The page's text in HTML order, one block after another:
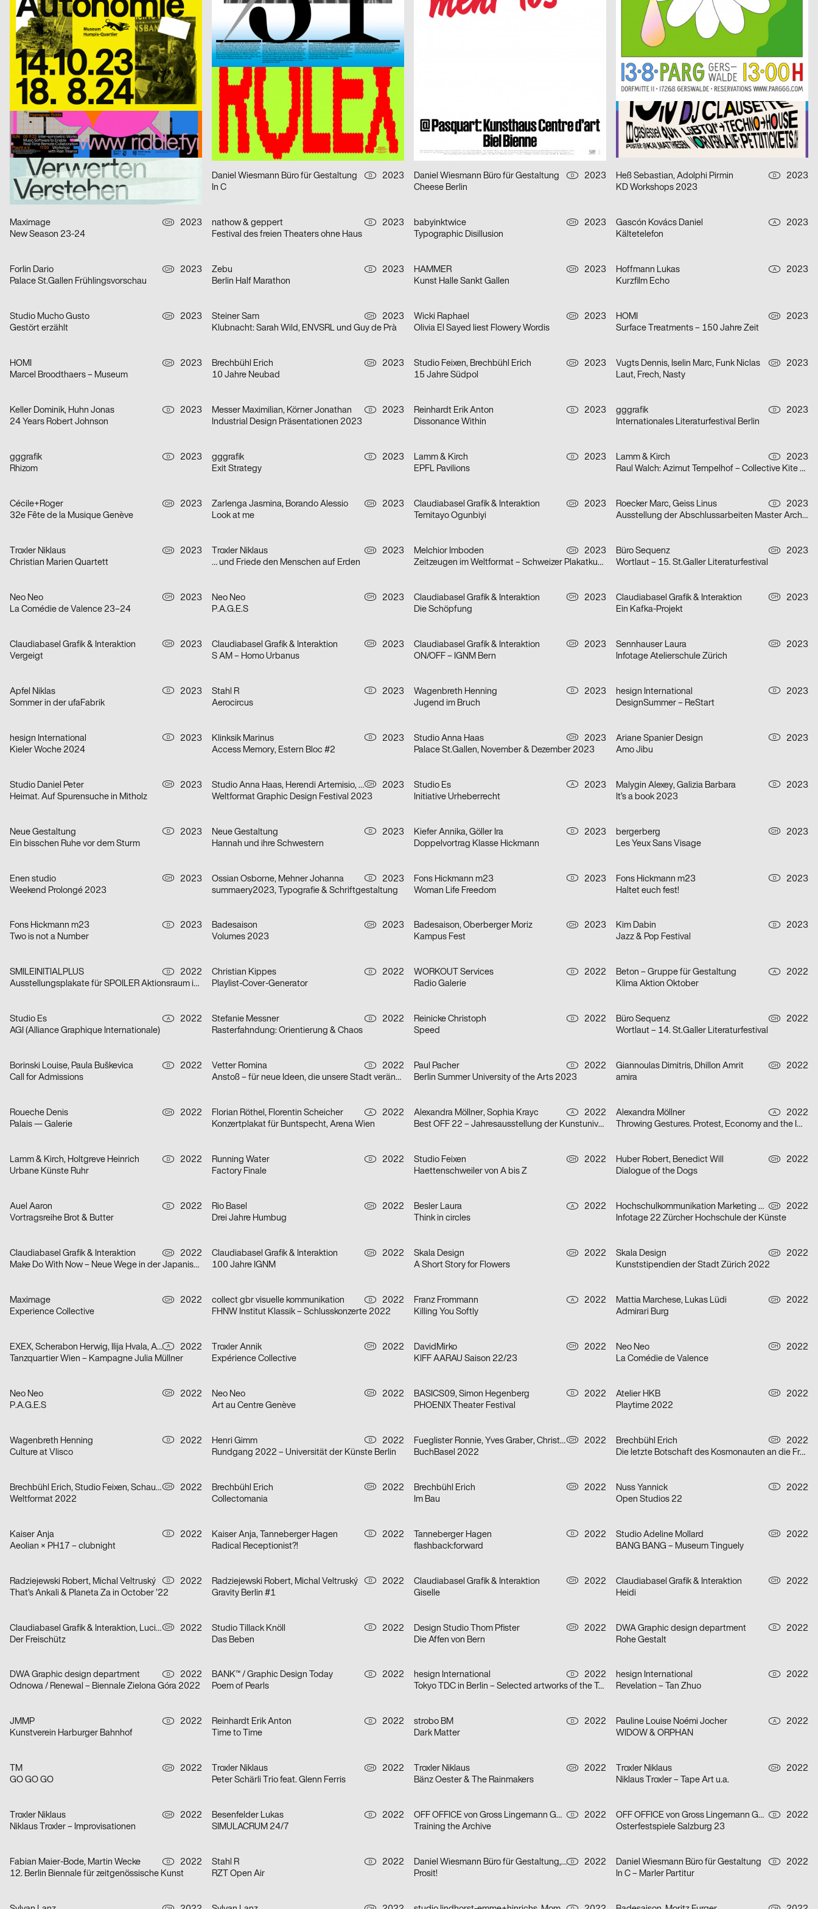
Beck Janice CH
2023
Am I?
Tristesse CH
2023
Kaserne Basel, Kampagne zum Saisonstart
PANK, Härtlein Martin »Fuzzy«
Jazz Festival Willisau 2023
Reichert Max D
2023
Yoga Kurs Komma
Chiara Toteda, Rösener Lukas
2023
INTERWOVEN
WePlayDesign CH
2023
Festival FILMAR 2023
Distaff Studio
I said ›Auf Wiedersehen‹ – 85 Jahre Kindertransport nach Großbritannien
D
2023
Mut zur Wut – 12th International Poster Competition
Ballaschke Tim D
2023
strobo BM D
2023
Oscar Tuazon – Was wir brauchen
strobo BM
2023
Gestern! Heute. Morgen?
Daniel Wiesmann Büro für Gestaltung D
2023
In C
Daniel Wiesmann Büro für Gestaltung D
2023
Cheese Berlin
Heß Sebastian, Adolphi Pirmin D
2023
KD Workshops 2023
Maximage CH
2023
New Season 23-24
nathow & geppert D
2023
Festival des freien Theaters ohne Haus
babyinktwice CH
2023
Typographic Disillusion
Gascón Kovács Daniel A
2023
Kältetelefon
Forlin Dario CH
2023
Palace St.Gallen Frühlingsvorschau
Zebu D
2023
Berlin Half Marathon
HAMMER CH
2023
Kunst Halle Sankt Gallen
Hoffmann Lukas A
2023
Kurzfilm Echo
Studio Mucho Gusto CH
2023
Gestört erzählt
Steiner Sam CH
2023
Klubnacht: Sarah Wild, ENVSRL und Guy de Prà
Wicki Raphael CH
2023
Olivia El Sayed liest Flowery Wordis
HOMI CH
2023
Surface Treatments – 150 Jahre Zeit
HOMI CH
2023
Marcel Broodthaers – Museum
Brechbühl Erich CH
2023
10 Jahre Neubad
Studio Feixen, Brechbühl Erich CH
2023
15 Jahre Südpol
Vugts Dennis, Iselin Marc, Funk Niclas CH
2023
Laut, Frech, Nasty
Keller Dominik, Huhn Jonas D
2023
24 Years Robert Johnson
Messer Maximilian, Körner Jonathan D
2023
Industrial Design Präsentationen 2023
Reinhardt Erik Anton D
2023
Dissonance Within
gggrafik D
2023
Internationales Literaturfestival Berlin
gggrafik D
2023
Rhizom
gggrafik D
2023
Exit Strategy
Lamm & Kirch D
2023
EPFL Pavilions
Lamm & Kirch D
2023
Raul Walch: Azimut Tempelhof – Collective Kite Flying
Cécile+Roger CH
2023
32e Fête de la Musique Genève
Zarlenga Jasmina, Borando Alessio CH
2023
Look at me
Claudiabasel Grafik & Interaktion CH
2023
Temitayo Ogunbiyi
Roecker Marc, Geiss Linus D
2023
Ausstellung der Abschlussarbeiten Master Architektur & Diplome Design
Troxler Niklaus CH
2023
Christian Marien Quartett
Troxler Niklaus CH
2023
… und Friede den Menschen auf Erden
Melchior Imboden CH
2023
Zeitzeugen im Weltformat – Schweizer Plakatkunst
Büro Sequenz CH
2023
Wortlaut – 15. St.Galler Literaturfestival
Neo Neo CH
2023
La Comédie de Valence 23–24
Neo Neo CH
2023
P.A.G.E.S
Claudiabasel Grafik & Interaktion CH
2023
Die Schöpfung
Claudiabasel Grafik & Interaktion CH
2023
Ein Kafka-Projekt
Claudiabasel Grafik & Interaktion CH
2023
Vergeigt
Claudiabasel Grafik & Interaktion CH
2023
S AM – Homo Urbanus
Claudiabasel Grafik & Interaktion CH
2023
ON/OFF – IGNM Bern
Sennhauser Laura CH
2023
Infotage Atelierschule Zürich
Apfel Niklas D
2023
Sommer in der ufaFabrik
Stahl R D
2023
Aerocircus
Wagenbreth Henning D
2023
Jugend im Bruch
hesign International D
2023
DesignSummer – ReStart
hesign International D
2023
Kieler Woche 2024
Klinksik Marinus D
2023
Access Memory, Estern Bloc #2
Studio Anna Haas CH
2023
Palace St.Gallen, November & Dezember 2023
Ariane Spanier Design D
2023
Amo Jibu
Studio Daniel Peter CH
2023
Heimat. Auf Spurensuche in Mitholz
Studio Anna Haas, Herendi Artemisio, Johnson / Kingston, Claudiabasel Grafik & Interaktion, Prill Tania, Troxler Niklaus CH
2023
Weltformat Graphic Design Festival 2023
Studio Es A
2023
Initiative Urheberrecht
Malygin Alexey, Galizia Barbara D
2023
It’s a book 2023
Neue Gestaltung D
2023
Ein bisschen Ruhe vor dem Sturm
Neue Gestaltung D
2023
Hannah und ihre Schwestern
Kiefer Annika, Göller Ira D
2023
Doppelvortrag Klasse Hickmann
bergerberg CH
2023
Les Yeux Sans Visage
Enen studio CH
2023
Weekend Prolongé 2023
Ossian Osborne, Mehner Johanna D
2023
summaery2023, Typografie & Schriftgestaltung
Fons Hickmann m23 D
2023
Woman Life Freedom
Fons Hickmann m23 D
2023
Haltet euch fest!
Fons Hickmann m23 D
2023
Two is not a Number
Badesaison CH
2023
Volumes 2023
Badesaison, Oberberger Moriz CH
2023
Kampus Fest
Kim Dabin D
2023
Jazz & Pop Festival
SMILEINITIALPLUS D
2022
Ausstellungsplakate für SPOILER Aktionsraum in Berlin
Christian Kippes D
2022
Playlist-Cover-Generator
WORKOUT Services D
2022
Radio Galerie
Beton – Gruppe für Gestaltung A
2022
Klima Aktion Oktober
Studio Es A
2022
AGI (Alliance Graphique Internationale)
Stefanie Messner D
2022
Rasterfahndung: Orientierung & Chaos
Reinicke Christoph D
2022
Speed
Büro Sequenz CH
2022
Wortlaut – 14. St.Galler Literaturfestival
Borinski Louise, Paula Buškevica D
2022
Call for Admissions
Vetter Romina D
2022
Anstoß – für neue Ideen, die unsere Stadt verändern
Paul Pacher D
2022
Berlin Summer University of the Arts 2023
Giannoulas Dimitris, Dhillon Amrit CH
2022
amira
Roueche Denis CH
2022
Palais — Galerie
Florian Röthel, Florentin Scheicher A
2022
Konzertplakat für Buntspecht, Arena Wien
Alexandra Möllner, Sophia Krayc A
2022
Best OFF 22 – Jahresausstellung der Kunstuniversität Linz
Alexandra Möllner A
2022
Throwing Gestures. Protest, Economy and the Imperceptible
Lamm & Kirch, Holtgreve Heinrich D
2022
Urbane Künste Ruhr
Running Water D
2022
Factory Finale
Studio Feixen CH
2022
Haettenschweiler von A bis Z
Huber Robert, Benedict Will CH
2022
Dialogue of the Dogs
Auel Aaron D
2022
Vortragsreihe Brot & Butter
Rio Basel CH
2022
Drei Jahre Humbug
Besler Laura A
2022
Think in circles
Hochschulkommunikation Marketing ZHdK CH
2022
Infotage 22 Zürcher Hochschule der Künste
Claudiabasel Grafik & Interaktion CH
2022
Make Do With Now – Neue Wege in der Japanischen Architektur
Claudiabasel Grafik & Interaktion CH
2022
100 Jahre IGNM
Skala Design CH
2022
A Short Story for Flowers
Skala Design CH
2022
Kunststipendien der Stadt Zürich 2022
Maximage CH
2022
Experience Collective
collect gbr visuelle kommunikation D
2022
FHNW Institut Klassik – Schlusskonzerte 2022
Franz Frommann A
2022
Killing You Softly
Mattia Marchese, Lukas Lüdi CH
2022
Admirari Burg
EXEX, Scherabon Herwig, Ilija Hvala, Anouk Rehorek, Erli Grünzweil, Joshua Alena Mallek A
2022
Tanzquartier Wien – Kampagne Julia Müllner
Troxler Annik CH
2022
Expérience Collective
DavidMirko CH
2022
KIFF AARAU Saison 22/23
Neo Neo CH
2022
La Comédie de Valence
Neo Neo CH
2022
P.A.G.E.S
Neo Neo CH
2022
Art au Centre Genève
BASICS09, Simon Hegenberg D
2022
PHOENIX Theater Festival
Atelier HKB CH
2022
Playtime 2022
Wagenbreth Henning D
2022
Culture at Vlisco
Henri Gimm D
2022
Rundgang 2022 – Universität der Künste Berlin
Fueglister Ronnie, Yves Graber, Christian Hofer CH
2022
BuchBasel 2022
Brechbühl Erich CH
2022
Die letzte Botschaft des Kosmonauten an die Frau, die er einst in der ehemaligen Sowjetunion liebte
Brechbühl Erich, Studio Feixen, Schaub Josh CH
2022
Weltformat 2022
Brechbühl Erich CH
2022
Collectomania
Brechbühl Erich CH
2022
Im Bau
Nuss Yannick D
2022
Open Studios 22
Kaiser Anja D
2022
Aeolian × PH17 – clubnight
Kaiser Anja, Tanneberger Hagen D
2022
Radical Receptionist?!
Tanneberger Hagen D
2022
flashback:forward
Studio Adeline Mollard CH
2022
BANG BANG – Museum Tinguely
Radziejewski Robert, Michal Veltruský D
2022
That’s Ankali & Planeta Za in October ’22
Radziejewski Robert, Michal Veltruský D
2022
Gravity Berlin #1
Claudiabasel Grafik & Interaktion CH
2022
Giselle
Claudiabasel Grafik & Interaktion CH
2022
Heidi
Claudiabasel Grafik & Interaktion, Lucian Kunz CH
2022
Der Freischütz
Studio Tillack Knöll D
2022
Das Beben
Design Studio Thom Pfister CH
2022
Die Affen von Bern
DWA Graphic design department D
2022
Rohe Gestalt
DWA Graphic design department D
2022
Odnowa / Renewal – Biennale Zielona Góra 2022
BANK™ / Graphic Design Today D
2022
Poem of Pearls
hesign International D
2022
Tokyo TDC in Berlin – Selected artworks of the Tokyo TDC annual awards 2021 & 2022
hesign International D
2022
Revelation – Tan Zhuo
JMMP D
2022
Kunstverein Harburger Bahnhof
Reinhardt Erik Anton D
2022
Time to Time
strobo BM D
2022
Dark Matter
Pauline Louise Noémi Jocher A
2022
WIDOW & ORPHAN
TM CH
2022
GO GO GO
Troxler Niklaus CH
2022
Peter Schärli Trio feat. Glenn Ferris
Troxler Niklaus CH
2022
Bänz Oester & The Rainmakers
Troxler Niklaus CH
2022
Niklaus Troxler – Tape Art u.a.
Troxler Niklaus CH
2022
Niklaus Troxler – Improvisationen
Besenfelder Lukas D
2022
SIMULACRUM 24/7
OFF OFFICE von Gross Lingemann GbR D
2022
Training the Archive
OFF OFFICE von Gross Lingemann GbR D
2022
Osterfestspiele Salzburg 23
Fabian Maier-Bode, Martin Wecke D
2022
12. Berlin Biennale für zeitgenössische Kunst
Stahl R D
2022
RZT Open Air
Daniel Wiesmann Büro für Gestaltung, Radziejewski Robert D
2022
Prosit!
Daniel Wiesmann Büro für Gestaltung D
2022
In C – Marler Partitur